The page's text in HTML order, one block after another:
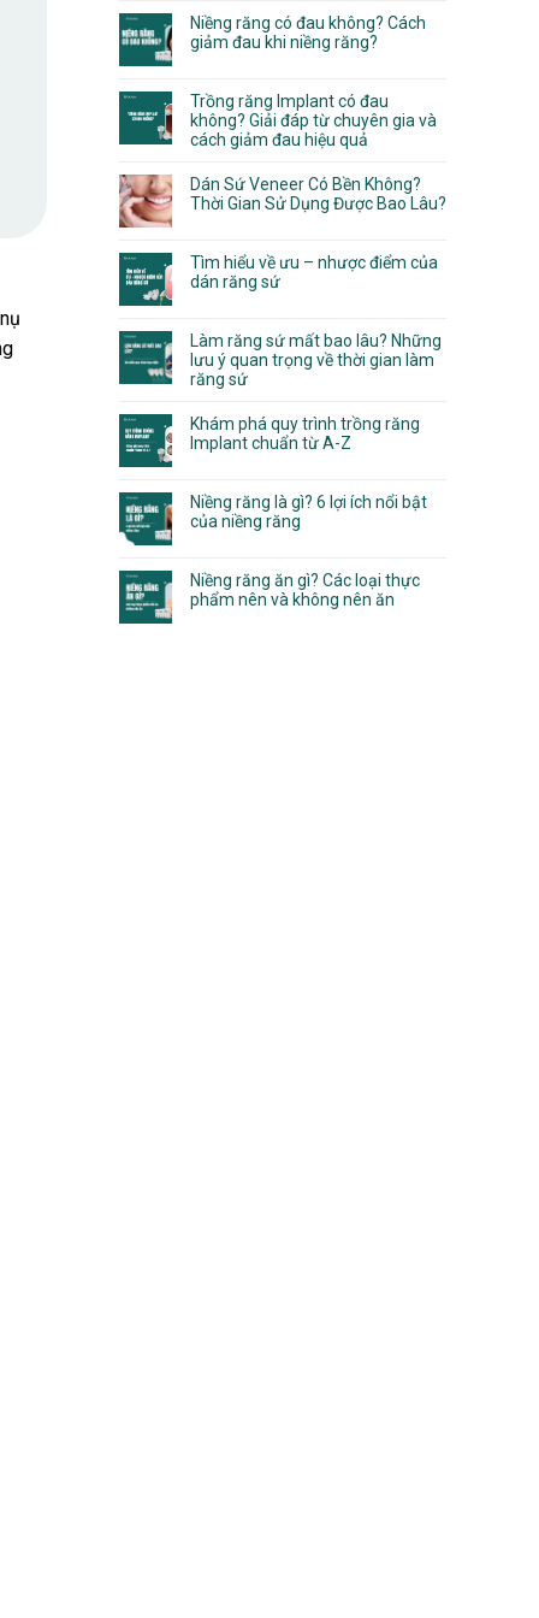
Niềng răng có đau không? Cách
giảm đau khi niềng răng?
Trồng răng Implant có đau
không? Giải đáp từ chuyên gia và
cách giảm đau hiệu quả
Dán Sứ Veneer Có Bền Không?
Thời Gian Sử Dụng Được Bao Lâu?
Tìm hiểu về ưu – nhược điểm của
dán răng sứ
Làm răng sứ mất bao lâu? Những
lưu ý quan trọng về thời gian làm
răng sứ
Khám phá quy trình trồng răng
Implant chuẩn từ A-Z
Niềng răng là gì? 6 lợi ích nổi bật
của niềng răng
Niềng răng ăn gì? Các loại thực
phẩm nên và không nên ăn